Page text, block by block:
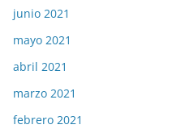
junio 2021
mayo 2021
abril 2021
marzo 2021
febrero 2021